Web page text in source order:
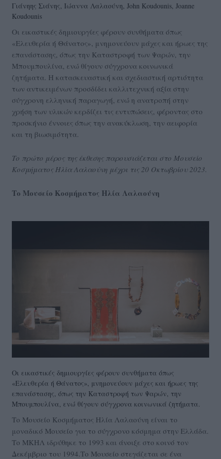
Γιάνηης Σιάνης, Ιώαννα Λαλαούνη, John Koudounis, Joanne
Koudounis
Οι εικαστικές δημιουργίες φέρουν συνθήματα όπως
«Ελευθερία ή Θάνατος», μνημονεύουν μάχες και ήρωες της
επανάστασης, όπως την Καταστροφή των Ψαρών, την
Μπουμπουλίνα, ενώ θίγουν σύγχρονα κοινωνικά
ζητήματα. Η κατασκευαστική και σχεδιαστική αρτιότητα
των αντικειμένων προσδίδει καλλιτεχνική αξία στην
σύγχρονη ελληνική παραγωγή, ενώ η ανατροπή στην
χρήση των υλικών κερδίζει τις εντυπώσεις, φέροντας στο
προσκήνιο έννοιες όπως την ανακύκλωση, την αειφορία
και τη βιωσιμότητα.
Το πρώτο μέρος της έκθεσης παρουσιάζεται στο Μουσείο
Κοσμήματος Ηλία Λαλαούνη μέχρι τις 20 Οκτωβρίου 2023.
Το Μουσείο Κοσμήματος Ηλία Λαλαούνη
Οι εικαστικές δημιουργίες φέρουν συνθήματα όπως
«Ελευθερία ή Θάνατος», μνημονεύουν μάχες και ήρωες της
επανάστασης, όπως την Καταστροφή των Ψαρών, την
Μπουμπουλίνα, ενώ θίγουν σύγχρονα κοινωνικά ζητήματα.
Το Μουσείο Κοσμήματος Ηλία Λαλαούνη είναι το
μοναδικό Μουσείο για το σύγχρονο κόσμημα στην Ελλάδα.
Το ΜΚΗΛ ιδρύθηκε το 1993 και άνοιξε στο κοινό τον
Δεκέμβριο του 1994.Το Μουσείο στεγάζεται σε ένα